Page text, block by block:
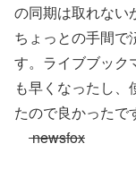
の同期は取れな
ちょっとの手間で
す。ライブブック
も早くなったし
たので良かったで
newsfox